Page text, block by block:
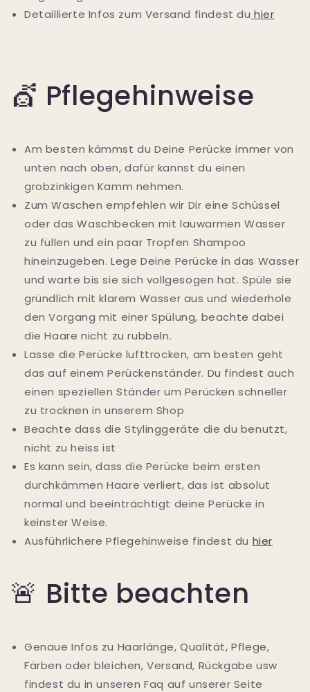
Detaillierte Infos zum Versand findest du hier
💇 Pflegehinweise
Am besten kämmst du Deine Perücke immer von
unten nach oben, dafür kannst du einen
grobzinkigen Kamm nehmen.
Zum Waschen empfehlen wir Dir eine Schüssel
oder das Waschbecken mit lauwarmen Wasser
zu füllen und ein paar Tropfen Shampoo
hineinzugeben. Lege Deine Perücke in das Wasser
und warte bis sie sich vollgesogen hat. Spüle sie
gründlich mit klarem Wasser aus und wiederhole
den Vorgang mit einer Spülung, beachte dabei
die Haare nicht zu rubbeln.
Lasse die Perücke lufttrocken, am besten geht
das auf einem Perückenständer. Du findest auch
einen speziellen Ständer um Perücken schneller
zu trocknen in unserem Shop
Beachte dass die Stylinggeräte die du benutzt,
nicht zu heiss ist
Es kann sein, dass die Perücke beim ersten
durchkämmen Haare verliert, das ist absolut
normal und beeinträchtigt deine Perücke in
keinster Weise.
Ausführlichere Pflegehinweise findest du hier
🚨 Bitte beachten
Genaue Infos zu Haarlänge, Qualität, Pflege,
Färben oder bleichen, Versand, Rückgabe usw
findest du in unseren Faq auf unserer Seite